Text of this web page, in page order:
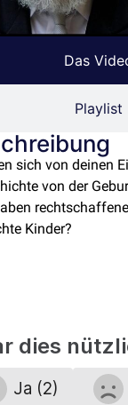
Das
Playlist
sich von deinen
von der
Kinder?
dies
Ja (2)